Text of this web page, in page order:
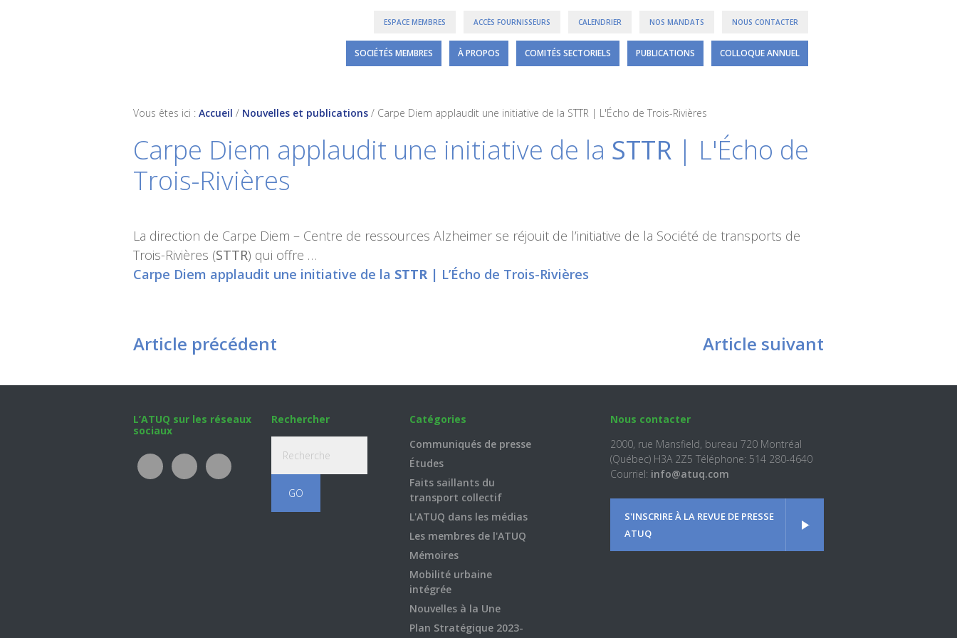
ESPACE MEMBRES ACCÈS FOURNISSEURS CALENDRIER NOS MANDATS NOUS CONTACTER
SOCIÉTÉS MEMBRES À PROPOS COMITÉS SECTORIELS PUBLICATIONS COLLOQUE ANNUEL
Vous êtes ici : Accueil / Nouvelles et publications / Carpe Diem applaudit une initiative de la STTR | L'Écho de Trois-Rivières
Carpe Diem applaudit une initiative de la STTR | L'Écho de
Trois-Rivières
La direction de Carpe Diem – Centre de ressources Alzheimer se réjouit de l’initiative de la Société de transports de
Trois-Rivières (STTR) qui offre …
Carpe Diem applaudit une initiative de la STTR | L’Écho de Trois-Rivières
Article précédent Article suivant
L’ATUQ sur les réseaux
sociaux
Rechercher
Catégories
Communiqués de presse
Études
Faits saillants du
transport collectif
L'ATUQ dans les médias
Les membres de l'ATUQ
Mémoires
Mobilité urbaine
intégrée
Nouvelles à la Une
Plan Stratégique 2023-
Nous contacter
2000, rue Mansfield, bureau 720 Montréal
(Québec) H3A 2Z5 Téléphone: 514 280-4640
Courriel: info@atuq.com
S'INSCRIRE À LA REVUE DE PRESSE
ATUQ